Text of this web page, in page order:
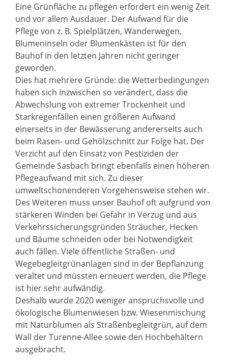
Eine Grünfläche zu pflegen erfordert ein wenig Zeit
und vor allem Ausdauer. Der Aufwand für die
Pflege von z. B. Spielplätzen, Wanderwegen,
Blumeninseln oder Blumenkästen ist für den
Bauhof in den letzten Jahren nicht geringer
geworden.
Dies hat mehrere Gründe: die Wetterbedingungen
haben sich inzwischen so verändert, dass die
Abwechslung von extremer Trockenheit und
Starkregenfällen einen größeren Aufwand
einerseits in der Bewässerung andererseits auch
beim Rasen- und Gehölzschnitt zur Folge hat. Der
Verzicht auf den Einsatz von Pestiziden der
Gemeinde Sasbach bringt ebenfalls einen höheren
Pflegeaufwand mit sich. Zu dieser
umweltschonenderen Vorgehensweise stehen wir.
Des Weiteren muss unser Bauhof oft aufgrund von
stärkeren Winden bei Gefahr in Verzug und aus
Verkehrssicherungsgründen Sträucher, Hecken
und Bäume schneiden oder bei Notwendigkeit
auch fällen. Viele öffentliche Straßen- und
Wegebegleitgrünanlagen sind in der Bepflanzung
veraltet und müssten erneuert werden, die Pflege
ist hier sehr aufwändig.
Deshalb wurde 2020 weniger anspruchsvolle und
ökologische Blumenwiesen bzw. Wiesenmischung
mit Naturblumen als Straßenbegleitgrün, auf dem
Wall der Turenne-Allee sowie den Hochbehältern
ausgebracht.